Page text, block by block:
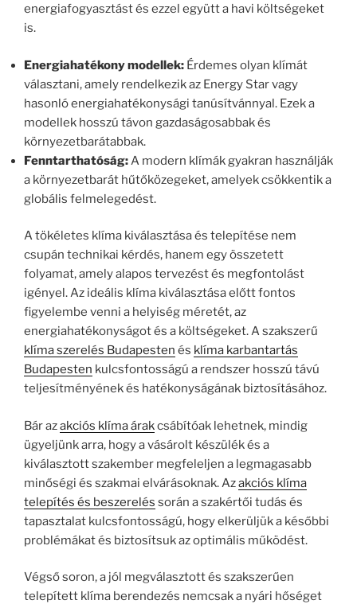
energiafogyasztást és ezzel együtt a havi költségeket
is.
Energiahatékony modellek: Érdemes olyan klímát
választani, amely rendelkezik az Energy Star vagy
hasonló energiahatékonysági tanúsítvánnyal. Ezek a
modellek hosszú távon gazdaságosabbak és
környezetbarátabbak.
Fenntarthatóság:A modern klímák gyakran használják
a környezetbarát hűtőközegeket, amelyek csökkentik a
globális felmelegedést.
A tökéletes klíma kiválasztása és telepítése nem
csupán technikai kérdés, hanem egy összetett
folyamat, amely alapos tervezést és megfontolást
igényel. Az ideális klíma kiválasztása előtt fontos
figyelembe venni a helyiség méretét, az
energiahatékonyságot és a költségeket. A szakszerű
klíma szerelés Budapesten és klíma karbantartás
Budapesten kulcsfontosságú a rendszer hosszú távú
teljesítményének és hatékonyságának biztosításához.
Bár azakciós klíma árakcsábítóak lehetnek, mindig
ügyeljünk arra, hogy a vásárolt készülék és a
kiválasztott szakember megfeleljen a legmagasabb
minőségi és szakmai elvárásoknak. Azakciós klíma
telepítés és beszerelés során a szakértői tudás és
tapasztalat kulcsfontosságú, hogy elkerüljük a későbbi
problémákat és biztosítsuk az optimális működést.
Végső soron, a jól megválasztott és szakszerűen
telepített klíma berendezés nemcsak a nyári hőséget